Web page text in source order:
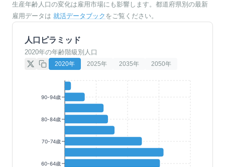
生産年齢人口の変化は雇用市場にも影響します。都道府県別の最新
雇用データは 就活データブック をご覧ください。
人口ピラミッド
2020年の年齢階級別人口
2020年 2025年 2035年 2050年
90-94歳
80-84歳
70-74歳
60-64歳